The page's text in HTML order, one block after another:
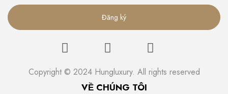
Đăng ký
Copyright © 2024 Hungluxury. All rights reserved
VỀ CHÚNG TÔI